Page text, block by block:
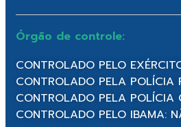
Órgão de controle:
CONTROLADO PELO
CONTROLADO PELA POLÍCIA
CONTROLADO PELA POLÍCIA
CONTROLADO PELO IBAMA: